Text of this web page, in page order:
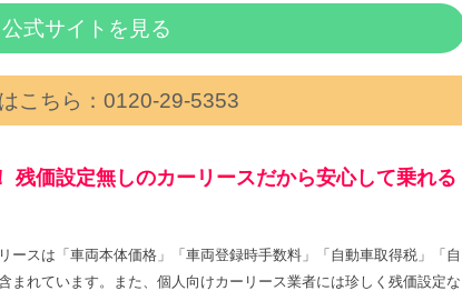
公式サイトを見る
こちら：0120‐29‐5353
残価設定無しのカーリースだから安心して乗れる
ースは「車両本体価格」「車両登録時手数料」「自動車取得税」「自
まれています。また、個人向けカーリース業者には珍しく残価設定な